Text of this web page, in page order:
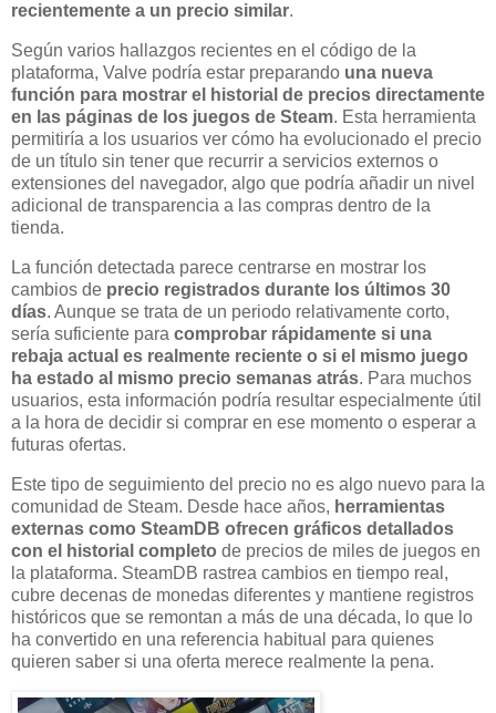
recientemente a un precio similar.
Según varios hallazgos recientes en el código de la
plataforma, Valve podría estar preparando una nueva
función para mostrar el historial de precios directamente
en las páginas de los juegos de Steam. Esta herramienta
permitiría a los usuarios ver cómo ha evolucionado el precio
de un título sin tener que recurrir a servicios externos o
extensiones del navegador, algo que podría añadir un nivel
adicional de transparencia a las compras dentro de la
tienda.
La función detectada parece centrarse en mostrar los
cambios de precio registrados durante los últimos 30
días. Aunque se trata de un periodo relativamente corto,
sería suficiente para comprobar rápidamente si una
rebaja actual es realmente reciente o si el mismo juego
ha estado al mismo precio semanas atrás. Para muchos
usuarios, esta información podría resultar especialmente útil
a la hora de decidir si comprar en ese momento o esperar a
futuras ofertas.
Este tipo de seguimiento del precio no es algo nuevo para la
comunidad de Steam. Desde hace años, herramientas
externas como SteamDB ofrecen gráficos detallados
con el historial completo de precios de miles de juegos en
la plataforma. SteamDB rastrea cambios en tiempo real,
cubre decenas de monedas diferentes y mantiene registros
históricos que se remontan a más de una década, lo que lo
ha convertido en una referencia habitual para quienes
quieren saber si una oferta merece realmente la pena.